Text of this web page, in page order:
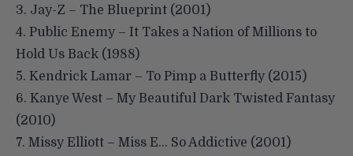
3. Jay-Z – The Blueprint (2001)
4. Public Enemy – It Takes a Nation of Millions to
Hold Us Back (1988)
5. Kendrick Lamar – To Pimp a Butterfly (2015)
6. Kanye West – My Beautiful Dark Twisted Fantasy
(2010)
7. Missy Elliott – Miss E… So Addictive (2001)